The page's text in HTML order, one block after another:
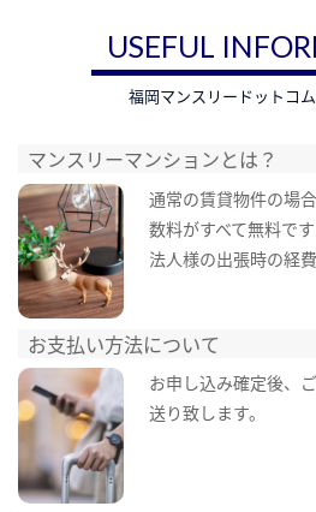
USEFUL
福岡マンスリードットコ
マンスリーマンションとは？
通常の賃貸物件の場
数料がすべて無料です
法人様の出張時の経
お支払い方法について
お申し込み確定後、
送り致します。